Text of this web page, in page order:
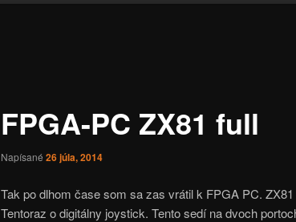
FPGA-PC ZX81 full
Napísané 26 júla, 2014
Tak po dlhom čase som sa zas vrátil k FPGA PC.
Tentoraz o digitálny joystick. Tento sedí na dvoch